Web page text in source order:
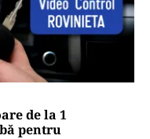
de la 1
pentru